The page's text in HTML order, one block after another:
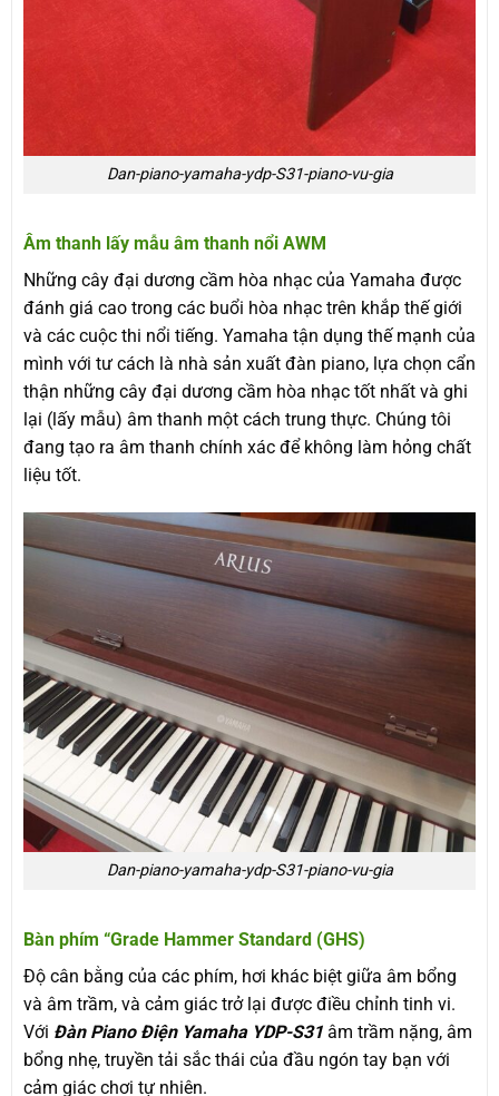
Dan-piano-yamaha-ydp-S31-piano-vu-gia
Âm thanh lấy mẫu âm thanh nổi AWM
Những cây đại dương cầm hòa nhạc của Yamaha được
đánh giá cao trong các buổi hòa nhạc trên khắp thế giới
và các cuộc thi nổi tiếng. Yamaha tận dụng thế mạnh của
mình với tư cách là nhà sản xuất đàn piano, lựa chọn cẩn
thận những cây đại dương cầm hòa nhạc tốt nhất và ghi
lại (lấy mẫu) âm thanh một cách trung thực. Chúng tôi
đang tạo ra âm thanh chính xác để không làm hỏng chất
liệu tốt.
Dan-piano-yamaha-ydp-S31-piano-vu-gia
Bàn phím “Grade Hammer Standard (GHS)
Độ cân bằng của các phím, hơi khác biệt giữa âm bổng
và âm trầm, và cảm giác trở lại được điều chỉnh tinh vi.
Với Đàn Piano Điện Yamaha YDP-S31âm trầm nặng, âm
bổng nhẹ, truyền tải sắc thái của đầu ngón tay bạn với
cảm giác chơi tự nhiên.